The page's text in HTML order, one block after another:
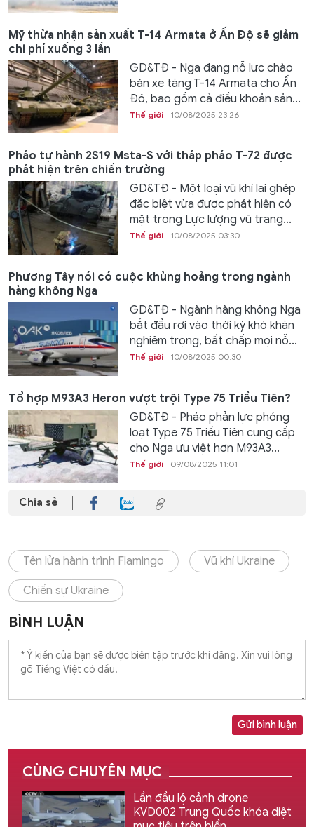
Mỹ thừa nhận sản xuất T-14 Armata ở Ấn Độ sẽ giảm
chi phí xuống 3 lần
GD&TĐ - Nga đang nỗ lực chào
bán xe tăng T-14 Armata cho Ấn
Độ, bao gồm cả điều khoản sản...
Thế giới 10/08/2025 23:26
Pháo tự hành 2S19 Msta-S với tháp pháo T-72 được
phát hiện trên chiến trường
GD&TĐ - Một loại vũ khí lai ghép
đặc biệt vừa được phát hiện có
mặt trong Lực lượng vũ trang...
Thế giới 10/08/2025 03:30
Phương Tây nói có cuộc khủng hoảng trong ngành
hàng không Nga
GD&TĐ - Ngành hàng không Nga
bắt đầu rơi vào thời kỳ khó khăn
nghiêm trọng, bất chấp mọi nỗ...
Thế giới 10/08/2025 00:30
Tổ hợp M93A3 Heron vượt trội Type 75 Triều Tiên?
GD&TĐ - Pháo phản lực phóng
loạt Type 75 Triều Tiên cung cấp
cho Nga ưu việt hơn M93A3...
Thế giới 09/08/2025 11:01
Chia sẻ
Tên lửa hành trình Flamingo Vũ khí Ukraine
Chiến sự Ukraine
BÌNH LUẬN
Gửi bình luận
CÙNG CHUYÊN MỤC
Lần đầu lộ cảnh drone
KVD002 Trung Quốc khóa diệt